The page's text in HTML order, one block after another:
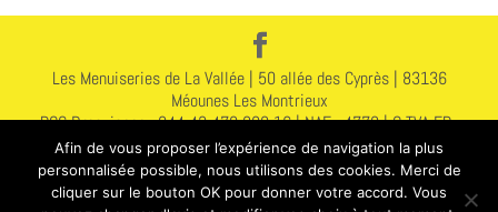
Les Menuiseries de La Vallée | 50 allée des Cyprès | 83136
Méounes Les Montrieux
RCS Draguignan : 844 43 478 000 16 | NAF : 4778 | C TVA FR :
578 444 314 78
Assurance : N A283251912155372 GAN 2 | Avenue du 8 Mai |
83400 Hyères
Afin de vous proposer l’expérience de navigation la plus
personnalisée possible, nous utilisons des cookies. Merci de
cliquer sur le bouton OK pour donner votre accord. Vous